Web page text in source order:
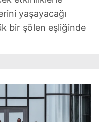
yaşayacağı
bir şölen eşliğinde